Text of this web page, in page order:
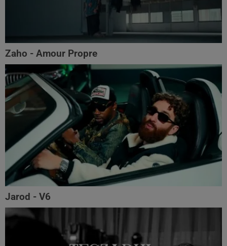
Zaho - Amour Propre
Jarod - V6